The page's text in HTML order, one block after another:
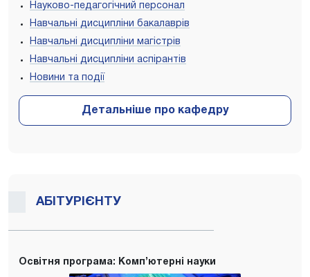
Науково-педагогічний персонал
Навчальні дисципліни бакалаврів
Навчальні дисципліни магістрів
Навчальні дисципліни аспірантів
Новини та події
АБІТУРІЄНТУ
Освітня програма: Комп’ютерні науки